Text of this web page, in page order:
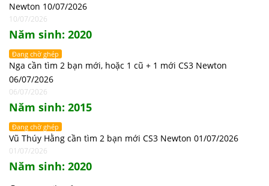
Newton 10/07/2026
10/07/2026
Năm sinh: 2020
Đang chờ ghép
Nga cần tìm 2 bạn mới, hoặc 1 cũ + 1 mới CS3 Newton
06/07/2026
06/07/2026
Năm sinh: 2015
Đang chờ ghép
Vũ Thúy Hằng cần tìm 2 bạn mới CS3 Newton 01/07/2026
01/07/2026
Năm sinh: 2020